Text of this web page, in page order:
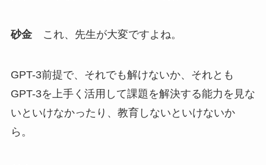
砂金これ、先生が大変ですよね。
GPT-3前提で、それでも解けないか、それとも
GPT-3を上手く活用して課題を解決する能力を見な
いといけなかったり、教育しないといけないか
ら。